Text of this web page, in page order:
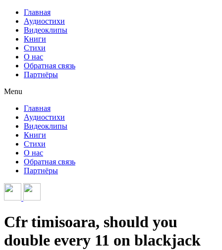
Главная
Аудиостихи
Видеоклипы
Книги
Стихи
О нас
Обратная связь
Партнёры
Menu
Главная
Аудиостихи
Видеоклипы
Книги
Стихи
О нас
Обратная связь
Партнёры
Cfr timisoara, should you
double every 11 on blackjack